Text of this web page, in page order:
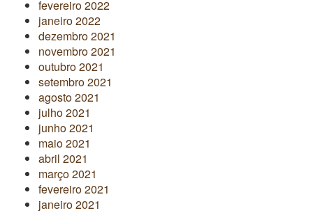
fevereiro 2022
janeiro 2022
dezembro 2021
novembro 2021
outubro 2021
setembro 2021
agosto 2021
julho 2021
junho 2021
maio 2021
abril 2021
março 2021
fevereiro 2021
janeiro 2021